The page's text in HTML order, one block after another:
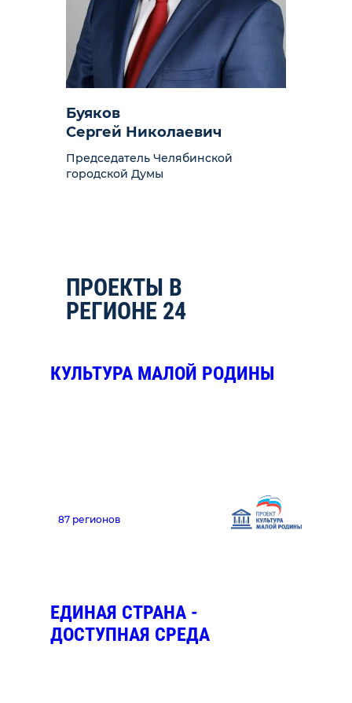
Буяков
Сергей Николаевич
Председатель Челябинской
городской Думы
ПРОЕКТЫ В
РЕГИОНЕ 24
КУЛЬТУРА МАЛОЙ РОДИНЫ
87 регионов
ЕДИНАЯ СТРАНА -
ДОСТУПНАЯ СРЕДА